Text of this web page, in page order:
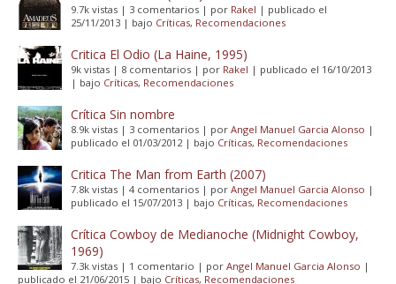
9.7k vistas | 3 comentarios | por Rakel | publicado el
25/11/2013 | bajo Críticas, Recomendaciones
Critica El Odio (La Haine, 1995)
9k vistas | 8 comentarios | por Rakel | publicado el 16/10/2013
| bajo Críticas, Recomendaciones
Crítica Sin nombre
8.9k vistas | 3 comentarios | por Angel Manuel Garcia Alonso |
publicado el 01/03/2012| bajo Críticas, Recomendaciones
Critica The Man from Earth (2007)
7.8k vistas | 4 comentarios | por Angel Manuel Garcia Alonso |
publicado el 15/07/2013 | bajo Críticas, Recomendaciones
Crítica Cowboy de Medianoche (Midnight Cowboy,
1969)
7.3k vistas | 1 comentario | por Angel Manuel Garcia Alonso |
publicado el 21/06/2015 | bajo Críticas, Recomendaciones